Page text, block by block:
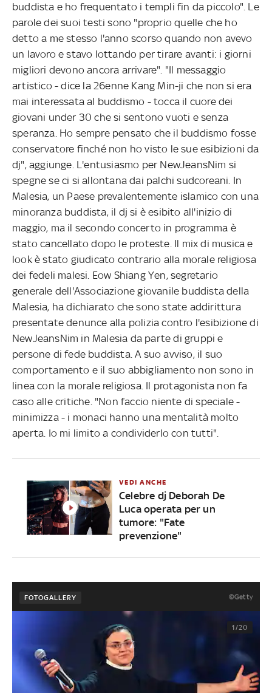
buddista e ho frequentato i templi fin da piccolo". Le
parole dei suoi testi sono "proprio quelle che ho
detto a me stesso l'anno scorso quando non avevo
un lavoro e stavo lottando per tirare avanti: i giorni
migliori devono ancora arrivare". "Il messaggio
artistico - dice la 26enne Kang Min-ji che non si era
mai interessata al buddismo - tocca il cuore dei
giovani under 30 che si sentono vuoti e senza
speranza. Ho sempre pensato che il buddismo fosse
conservatore finché non ho visto le sue esibizioni da
dj", aggiunge. L'entusiasmo per NewJeansNim si
spegne se ci si allontana dai palchi sudcoreani. In
Malesia, un Paese prevalentemente islamico con una
minoranza buddista, il dj si è esibito all'inizio di
maggio, ma il secondo concerto in programma è
stato cancellato dopo le proteste. Il mix di musica e
look è stato giudicato contrario alla morale religiosa
dei fedeli malesi. Eow Shiang Yen, segretario
generale dell'Associazione giovanile buddista della
Malesia, ha dichiarato che sono state addirittura
presentate denunce alla polizia contro l'esibizione di
NewJeansNim in Malesia da parte di gruppi e
persone di fede buddista. A suo avviso, il suo
comportamento e il suo abbigliamento non sono in
linea con la morale religiosa. Il protagonista non fa
caso alle critiche. "Non faccio niente di speciale -
minimizza - i monaci hanno una mentalità molto
aperta. Io mi limito a condividerlo con tutti".
VEDI ANCHE
Celebre dj Deborah De
Luca operata per un
tumore: "Fate
prevenzione"
FOTOGALLERY ©Getty
1/20